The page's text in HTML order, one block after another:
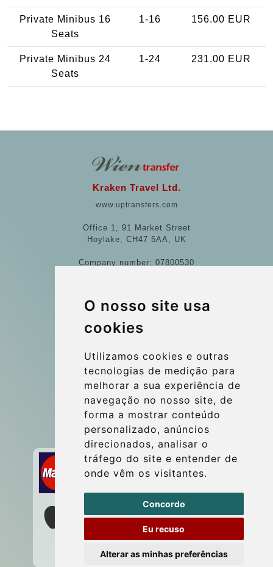
O nosso site usa
cookies
Utilizamos cookies e outras
tecnologias de medição para
melhorar a sua experiência de
navegação no nosso site, de
forma a mostrar conteúdo
personalizado, anúncios
direcionados, analisar o
tráfego do site e entender de
onde vêm os visitantes.
Concordo
Eu recuso
Alterar as minhas preferências
Private Minibus 16
Seats
1-16 156.00 EUR
Private Minibus 24
Seats
1-24 231.00 EUR
Kraken Travel Ltd.
www.uptransfers.com
Office 1, 91 Market Street
Hoylake, CH47 5AA, UK
Company number: 07800530
More
Blog
Contact
info@wientransfer.com
Secure Payment with STRIPE